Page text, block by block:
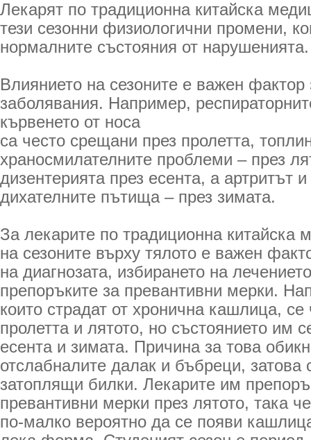
Лекарят по традиционна китайска
тези сезонни физиологични промени,
нормалните състояния от нарушенията.
Влиянието на сезоните е важен фактор
заболявания. Например,
кървенето от носа
са често срещани през пролетта,
храносмилателните проблеми – през
дизентерията през есента, а артритът
дихателните пътища – през зимата.
За лекарите по традиционна китайска
на сезоните върху тялото е важен
на диагнозата, избирането на
препоръките за превантивни мерки.
които страдат от хронична кашлица, се
пролетта и лятото, но състоянието им
есента и зимата. Причина за това
отслабналите далак и бъбреци, затова
затоплящи билки. Лекарите им
превантивни мерки през лятото, така
по-малко вероятно да се появи